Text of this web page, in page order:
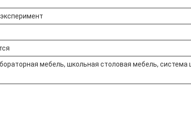
мебель, школьная столовая мебель, система